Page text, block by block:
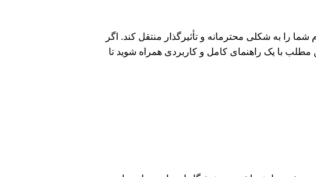
را به شکلی محترمانه و تأثیرگذار منتقل کند. اگر
با یک راهنمای کامل و کاربردی همراه شوید تا